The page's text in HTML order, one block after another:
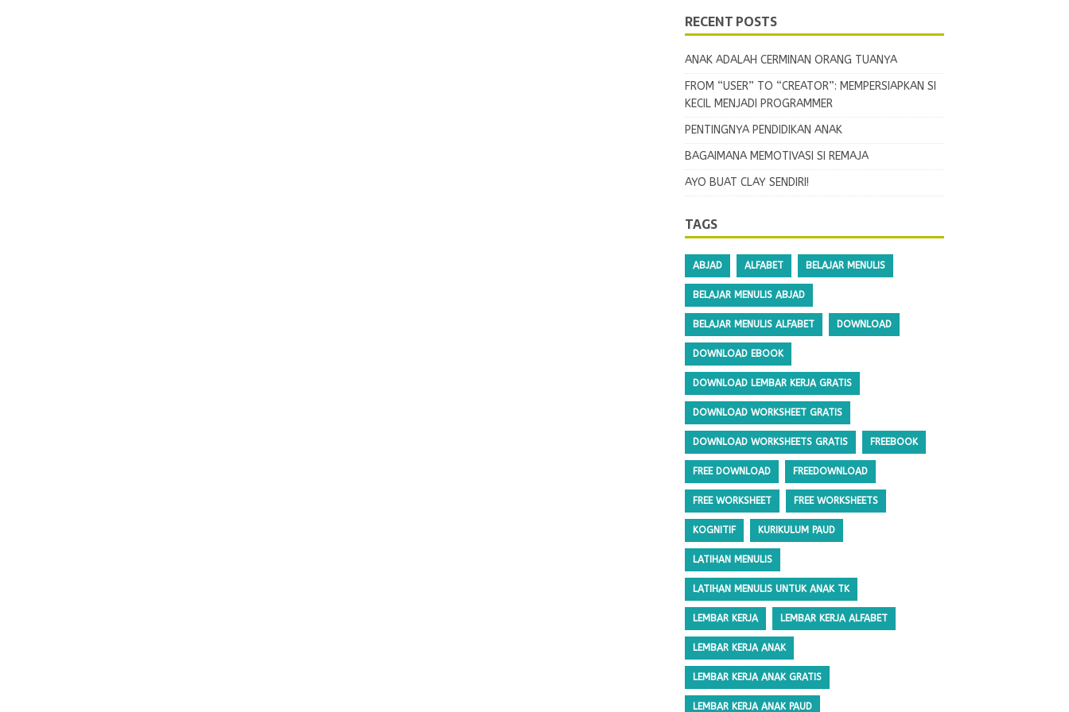
RECENT POSTS
ANAK ADALAH CERMINAN ORANG TUANYA
FROM “USER” TO “CREATOR”: MEMPERSIAPKAN SI
KECIL MENJADI PROGRAMMER
PENTINGNYA PENDIDIKAN ANAK
BAGAIMANA MEMOTIVASI SI REMAJA
AYO BUAT CLAY SENDIRI!
TAGS
ABJAD ALFABET BELAJAR MENULIS
BELAJAR MENULIS ABJAD
BELAJAR MENULIS ALFABET DOWNLOAD
DOWNLOAD EBOOK
DOWNLOAD LEMBAR KERJA GRATIS
DOWNLOAD WORKSHEET GRATIS
DOWNLOAD WORKSHEETS GRATIS FREEBOOK
FREE DOWNLOAD FREEDOWNLOAD
FREE WORKSHEET FREE WORKSHEETS
KOGNITIF KURIKULUM PAUD
LATIHAN MENULIS
LATIHAN MENULIS UNTUK ANAK TK
LEMBAR KERJA LEMBAR KERJA ALFABET
LEMBAR KERJA ANAK
LEMBAR KERJA ANAK GRATIS
LEMBAR KERJA ANAK PAUD